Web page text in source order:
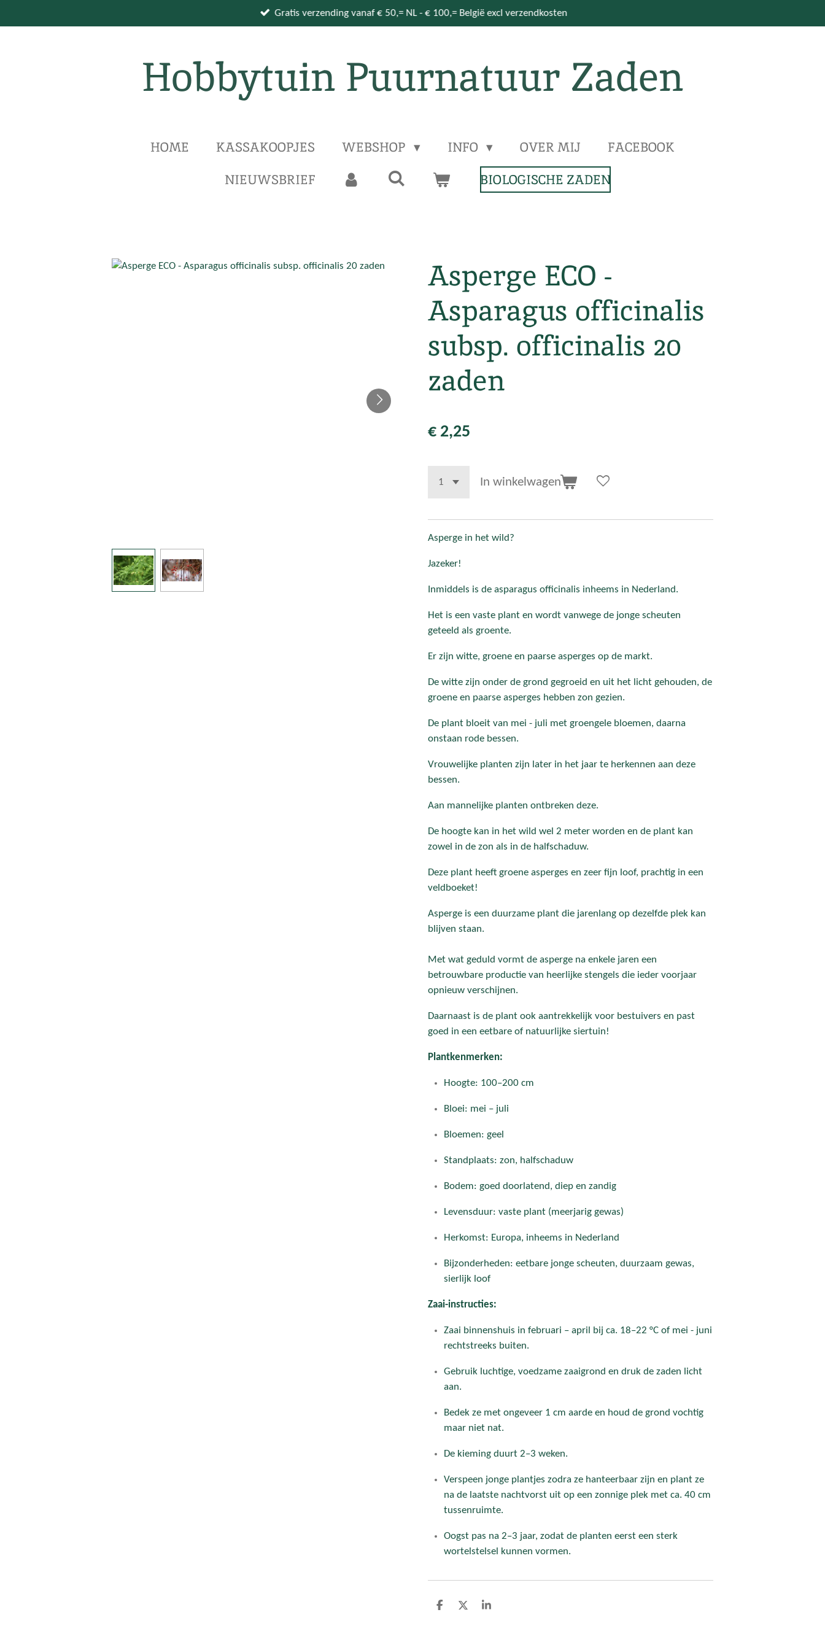
direct
Gratis verzending vanaf € 50,= NL - € 100,= België excl verzendkosten
Hobbytuin Puurnatuur Zaden
HOME KASSAKOOPJES WEBSHOP INFO OVER MIJ
FACEBOOK
NIEUWSBRIEF
BIOLOGISCHE ZADEN
Asperge ECO -
Asparagus officinalis
subsp. officinalis 20
zaden
€ 2,25
In winkelwagen
Asperge in het wild?
Jazeker!
Inmiddels is de asparagus officinalis inheems in Nederland.
Het is een vaste plant en wordt vanwege de jonge scheuten
geteeld als groente.
Er zijn witte, groene en paarse asperges op de markt.
De witte zijn onder de grond gegroeid en uit het licht gehouden, de
groene en paarse asperges hebben zon gezien.
De plant bloeit van mei - juli met groengele bloemen, daarna
onstaan rode bessen.
Vrouwelijke planten zijn later in het jaar te herkennen aan deze
bessen.
Aan mannelijke planten ontbreken deze.
De hoogte kan in het wild wel 2 meter worden en de plant kan
zowel in de zon als in de halfschaduw.
Deze plant heeft groene asperges en zeer fijn loof, prachtig in een
veldboeket!
Asperge is een duurzame plant die jarenlang op dezelfde plek kan
blijven staan.
Met wat geduld vormt de asperge na enkele jaren een
betrouwbare productie van heerlijke stengels die ieder voorjaar
opnieuw verschijnen.
Daarnaast is de plant ook aantrekkelijk voor bestuivers en past
goed in een eetbare of natuurlijke siertuin!
Plantkenmerken:
Hoogte: 100–200 cm
Bloei: mei – juli
Bloemen: geel
Standplaats: zon, halfschaduw
Bodem: goed doorlatend, diep en zandig
Levensduur: vaste plant (meerjarig gewas)
Herkomst: Europa, inheems in Nederland
Bijzonderheden: eetbare jonge scheuten, duurzaam gewas,
sierlijk loof
Zaai-instructies:
Zaai binnenshuis in februari – april bij ca. 18–22 °C of mei - juni
rechtstreeks buiten.
Gebruik luchtige, voedzame zaaigrond en druk de zaden licht
aan.
Bedek ze met ongeveer 1 cm aarde en houd de grond vochtig
maar niet nat.
De kieming duurt 2–3 weken.
Verspeen jonge plantjes zodra ze hanteerbaar zijn en plant ze
na de laatste nachtvorst uit op een zonnige plek met ca. 40 cm
tussenruimte.
Oogst pas na 2–3 jaar, zodat de planten eerst een sterk
wortelstelsel kunnen vormen.
D
D
S